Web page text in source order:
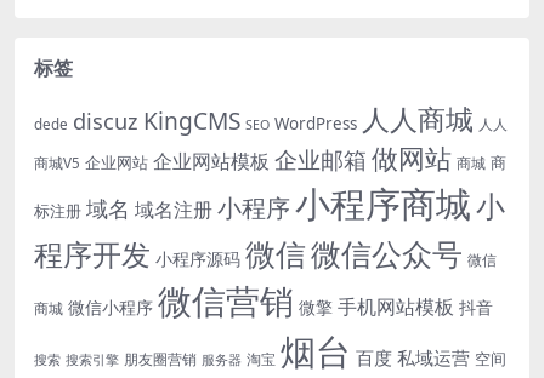
标签
dede discuz KingCMS SEO WordPress 人人商城 人人
商城V5 企业网站 企业网站模板 企业邮箱 做网站 商城 商
标注册 域名 域名注册小程序小程序商城小
程序开发 小程序源码 微信微信公众号 微信
商城 微信小程序 微信营销 微擎 手机网站模板 抖音
搜索 搜索引擎 朋友圈营销 服务器 淘宝 烟台 百度 私域运营 空间